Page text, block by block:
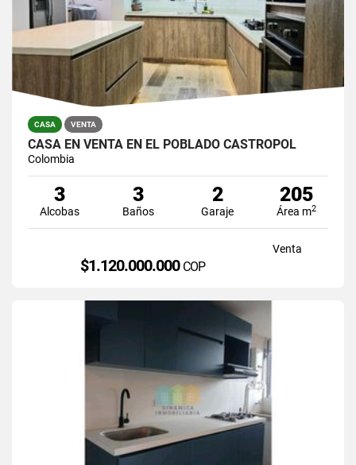
CASA VENTA
CASA EN VENTA EN EL POBLADO CASTROPOL
Colombia
3
Alcobas
3
Baños
2
Garaje
205
Área m2
Venta
$1.120.000.000 COP